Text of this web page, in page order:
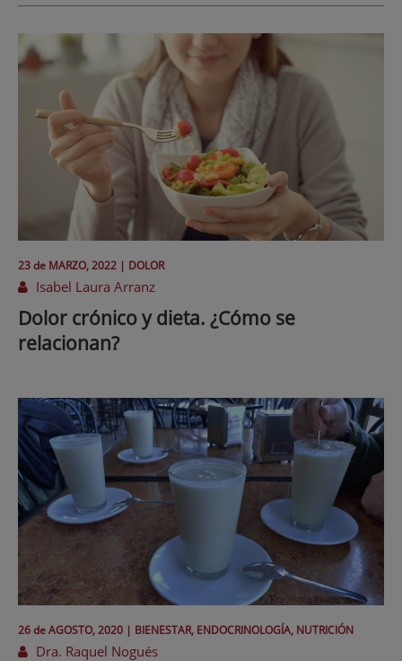
23 de MARZO, 2022 | DOLOR
Isabel Laura Arranz
Dolor crónico y dieta. ¿Cómo se
relacionan?
26 deAGOSTO, 2020 | BIENESTAR, ENDOCRINOLOGÍA, NUTRICIÓN
Dra. Raquel Nogués